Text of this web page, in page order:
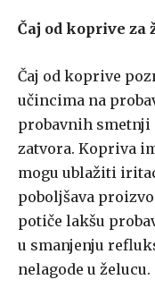
Čaj od koprive za
Čaj od koprive
učincima na
probavnih
zatvora. Kopriva
mogu ublažiti
poboljšava
potiče lakšu
u smanjenju
nelagode u želucu.